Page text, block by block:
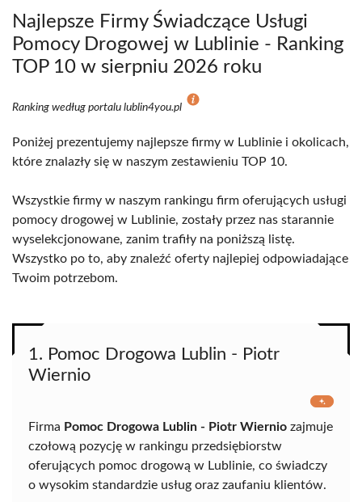
Najlepsze Firmy Świadczące Usługi
Pomocy Drogowej w Lublinie - Ranking
TOP 10 w sierpniu 2026 roku
Ranking według portalu lublin4you.pl
Poniżej prezentujemy najlepsze firmy w Lublinie i okolicach,
które znalazły się w naszym zestawieniu TOP 10.
Wszystkie firmy w naszym rankingu firm oferujących usługi
pomocy drogowej w Lublinie, zostały przez nas starannie
wyselekcjonowane, zanim trafiły na poniższą listę.
Wszystko po to, aby znaleźć oferty najlepiej odpowiadające
Twoim potrzebom.
1. Pomoc Drogowa Lublin - Piotr
Wiernio
Firma Pomoc Drogowa Lublin - Piotr Wiernio zajmuje
czołową pozycję w rankingu przedsiębiorstw
oferujących pomoc drogową w Lublinie, co świadczy
o wysokim standardzie usług oraz zaufaniu klientów.